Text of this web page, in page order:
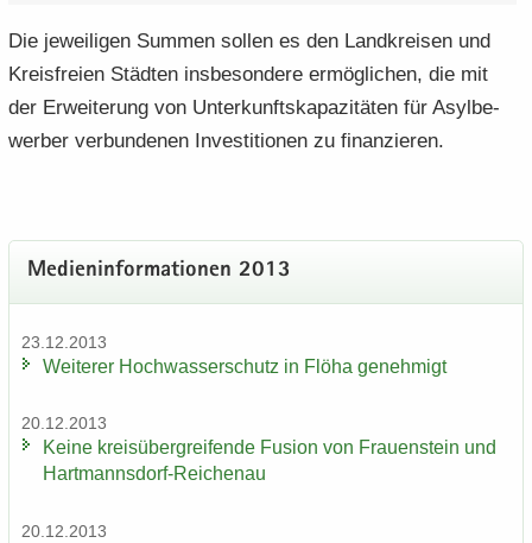
Die je­wei­li­gen Sum­men sol­len es den Land­krei­sen und
Kreis­frei­en Städ­ten ins­be­son­de­re er­mög­li­chen, die mit
der Er­wei­te­rung von Un­ter­kunfts­ka­pa­zi­tä­ten für Asyl­be­
wer­ber ver­bun­de­nen In­ves­ti­tio­nen zu fi­nan­zie­ren.
Me­di­en­in­for­ma­tio­nen 2013
23.12.2013
Wei­te­rer Hoch­was­ser­schutz in Flöha ge­neh­migt
20.12.2013
Keine kreis­über­grei­fen­de Fu­si­on von Frau­en­stein und
Hartmannsdorf-​Reichenau
20.12.2013